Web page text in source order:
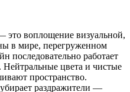
воплощение визуальной,
в мире, перегруженном
работает
Нейтральные цвета и чистые
пространство.
раздражители —